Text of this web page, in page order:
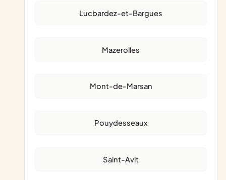
Lucbardez-et-Bargues
Mazerolles
Mont-de-Marsan
Pouydesseaux
Saint-Avit